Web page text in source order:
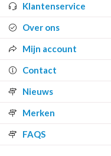
Klantenservice
Over ons
Mijn account
Contact
Nieuws
Merken
FAQS